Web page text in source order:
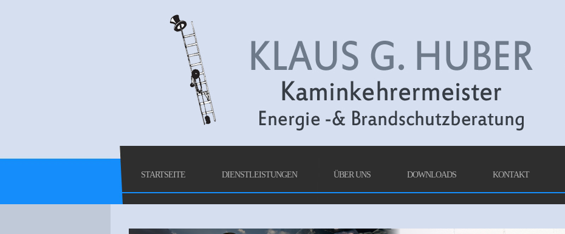
STARTSEITE DIENSTLEISTUNGEN ÜBER UNS DOWNLOADS KONTAKT